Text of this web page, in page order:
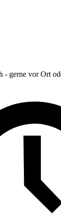
- gerne vor Ort